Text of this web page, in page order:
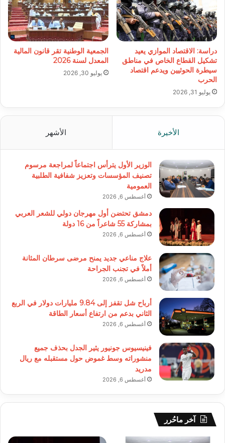
دراسة: الاقتصاد الموازي يعيد
تشكيل القطاع الخاص في مناطق
سيطرة الحوثيين ويدعم اقتصاد
الحرب
يوليو 31, 2026
الجمعية الوطنية تقر قانون المالية
المعدل لسنة 2026
يوليو 30, 2026
الأخيرة الأشهر
الوزير الأول يترأس اجتماعاً لمراجعة مرسوم
تصنيف المؤسسات وتعزيز شفافية الطلبية
العمومية
أغسطس 6, 2026
دمشق تحتضن أول مهرجان دولي للشعر العربي
بمشاركة 55 شاعراً من 16 دولة
أغسطس 6, 2026
علاج مناعي جديد يمنح مرضى سرطان المثانة
أملاً في تجنب الجراحة
أغسطس 6, 2026
أرباح شل تقفز إلى 9.84 مليارات دولار في الربع
الثاني بدعم من ارتفاع أسعار الطاقة
أغسطس 6, 2026
فينيسيوس جونيور يثير الجدل بحذف جميع
منشوراته وسط غموض حول مستقبله مع ريال
مدريد
أغسطس 6, 2026
آخر ماحُرر